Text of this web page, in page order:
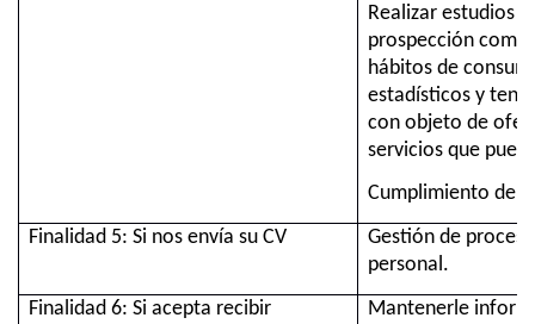
Realizar estudios
prospección
hábitos de
estadísticos y
con objeto de
servicios que
Cumplimiento de
Finalidad 5: Si nos envía su CV
Gestión de
personal.
Finalidad 6: Si acepta recibir
Mantenerle